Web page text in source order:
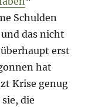
Schulden
das nicht
erst
hat
Krise genug
die